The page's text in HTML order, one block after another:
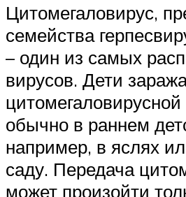
Цитомегаловирус,
семейства
– один из самых
вирусов. Дети
обычно в раннем
например, в яслях
саду. Передача
может произойти